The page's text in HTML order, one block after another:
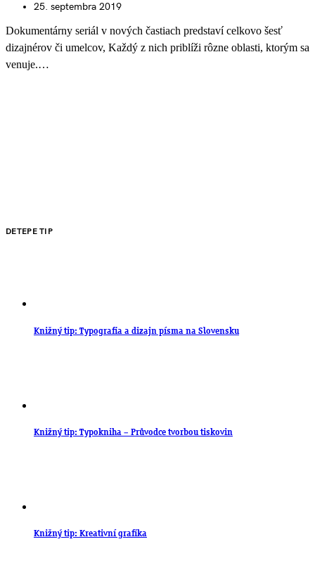
25. septembra 2019
Dokumentárny seriál v nových častiach predstaví celkovo šesť
dizajnérov či umelcov, Každý z nich priblíži rôzne oblasti, ktorým sa
venuje.…
DETEPE TIP
Knižný tip: Typografia a dizajn písma na Slovensku
Knižný tip: Typokniha – Průvodce tvorbou tiskovin
Knižný tip: Kreativní grafika